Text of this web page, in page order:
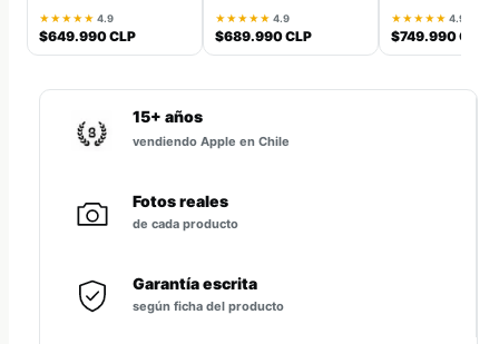
★★★★★ 4.9
$649.990 CLP
★★★★★ 4.9
$689.990 CLP
★★★★★ 4.9
$749.990 CLP
15+ años
vendiendo Apple en Chile
Fotos reales
de cada producto
Garantía escrita
según ficha del producto